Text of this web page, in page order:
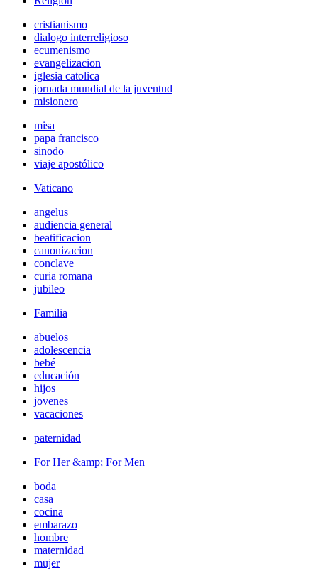
cristianismo
dialogo interreligioso
ecumenismo
evangelizacion
iglesia catolica
jornada mundial de la juventud
misionero
misa
papa francisco
sinodo
viaje apostólico
Vaticano
angelus
audiencia general
beatificacion
canonizacion
conclave
curia romana
jubileo
Familia
abuelos
adolescencia
bebé
educación
hijos
jovenes
vacaciones
paternidad
For Her &amp; For Men
boda
casa
cocina
embarazo
hombre
maternidad
mujer